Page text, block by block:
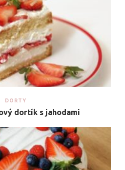
DORTY
dortík s jahodami